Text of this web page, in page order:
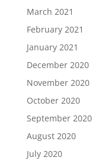
March 2021
February 2021
January 2021
December 2020
November 2020
October 2020
September 2020
August 2020
July 2020